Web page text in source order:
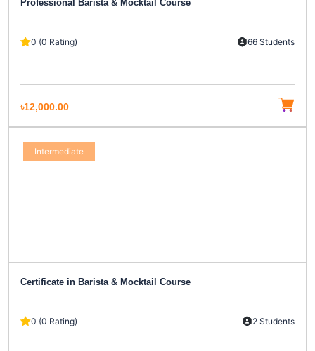
Professional Barista & Mocktail Course
0 (0 Rating) 66 Students
৳12,000.00
Intermediate
Certificate in Barista & Mocktail Course
0 (0 Rating) 2 Students